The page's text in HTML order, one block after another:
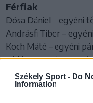
Székely Sport - Do
Information
Férfiak
Dósa Dániel – egyéni
Andrásfi Tibor –
Koch Máté – egyéni
Siklósi Gergely –
Gémesi Csanád –
Szatmári András –